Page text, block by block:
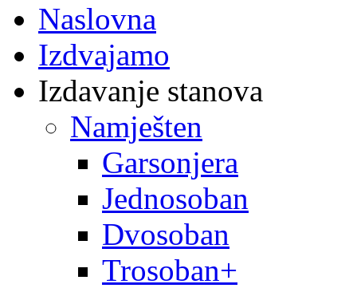
Naslovna
Izdvajamo
Izdavanje stanova
Namješten
Garsonjera
Jednosoban
Dvosoban
Trosoban+